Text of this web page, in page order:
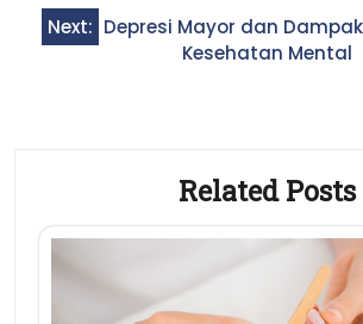
Next: Depresi Mayor dan
Kesehatan Mental
Related Posts